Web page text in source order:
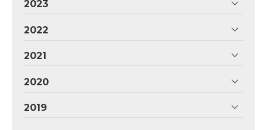
2023
2022
2021
2020
2019